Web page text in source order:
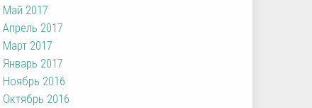
Май 2017
Апрель 2017
Март 2017
Январь 2017
Ноябрь 2016
Октябрь 2016